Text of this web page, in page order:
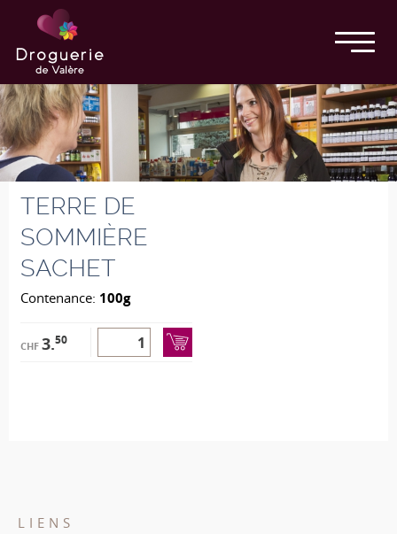
TERRE DE
SOMMIÈRE
SACHET
Contenance: 100g
CHF 3.50
LIENS